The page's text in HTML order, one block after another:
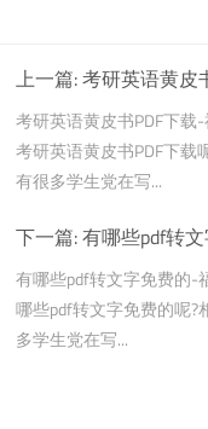
上一篇:考研英语黄皮
考研英语黄皮书PDF下载
考研英语黄皮书PDF下
有很多学生党在写...
下一篇:有哪些pdf转
有哪些pdf转文字免费的-
哪些pdf转文字免费的呢
多学生党在写...